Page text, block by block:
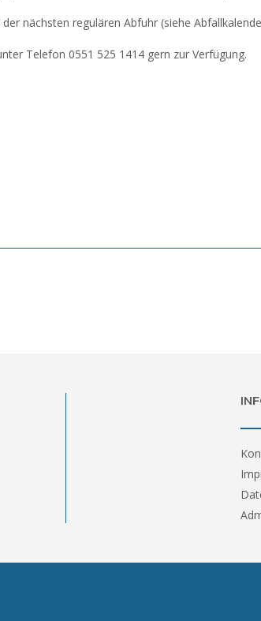
nächsten regulären Abfuhr (siehe
Telefon 0551 525 1414 gern zur Verfügung.